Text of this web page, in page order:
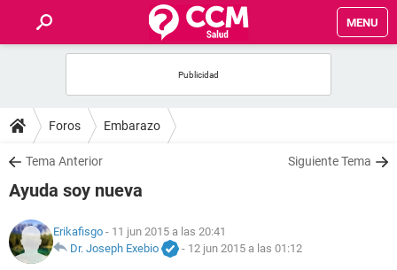
MENU
FOROS
SALUD
FAMILIA
NUTRICIÓN
Foros Embarazo
Tema Anterior Siguiente Tema
Ayuda soy nueva
Erikafisgo - 11 jun 2015 a las 20:41
Dr. Joseph Exebio
- 12 jun 2015 a las 01:12